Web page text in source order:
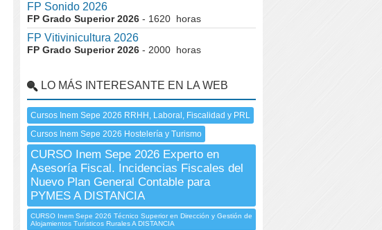
FP Sonido 2026
FP Grado Superior 2026 - 1620 horas
FP Vitivinicultura 2026
FP Grado Superior 2026 - 2000 horas
LO MÁS INTERESANTE EN LA WEB
Cursos Inem Sepe 2026 RRHH, Laboral, Fiscalidad y PRL
Cursos Inem Sepe 2026 Hostelería y Turismo
CURSO Inem Sepe 2026 Experto en
Asesoría Fiscal. Incidencias Fiscales del
Nuevo Plan General Contable para
PYMES A DISTANCIA
CURSO Inem Sepe 2026 Técnico Superior en Dirección y Gestión de
Alojamientos Turísticos Rurales A DISTANCIA